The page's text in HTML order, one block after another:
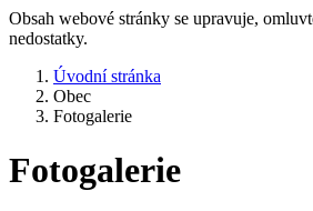
Obsah webové stránky se upravuje,
nedostatky.
Úvodní stránka
Obec
Fotogalerie
Fotogalerie